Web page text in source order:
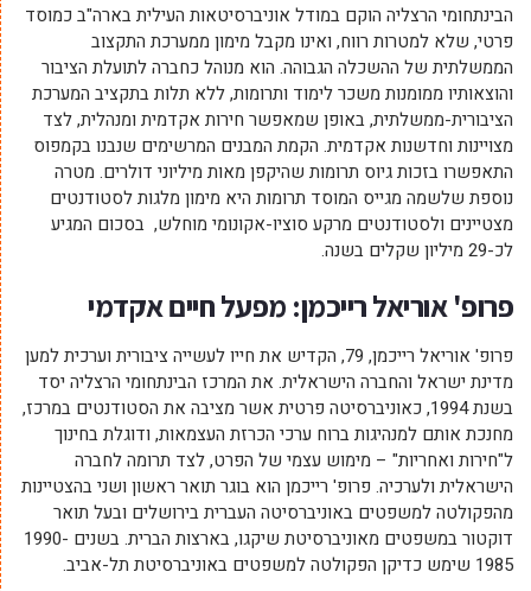
הבינתחומי הרצליה הוקם במודל אוניברסיטאות העילית בארה"ב כמוסד
פרטי, שלא למטרות רווח, ואינו מקבל מימון ממערכת התקצוב
הממשלתית של ההשכלה הגבוהה. הוא מנוהל כחברה לתועלת הציבור
והוצאותיו ממומנות משכר לימוד ותרומות, ללא תלות בתקציב המערכת
הציבורית-ממשלתית, באופן שמאפשר חירות אקדמית ומנהלית, לצד
מצויינות וחדשנות אקדמית. הקמת המבנים המרשימים שנבנו בקמפוס
התאפשרו בזכות גיוס תרומות שהיקפן מאות מיליוני דולרים. מטרה
נוספת שלשמה מגייס המוסד תרומות היא מימון מלגות לסטודנטים
מצטיינים ולסטודנטים מרקע סוציו-אקונומי מוחלש, בסכום המגיע
לכ-29 מיליון שקלים בשנה.
פרופ' אוריאל רייכמן: מפעל חיים אקדמי
פרופ' אוריאל רייכמן, 79, הקדיש את חייו לעשייה ציבורית וערכית למען
מדינת ישראל והחברה הישראלית. את המרכז הבינתחומי הרצליה יסד
בשנת 1994, כאוניברסיטה פרטית אשר מציבה את הסטודנטים במרכז,
מחנכת אותם למנהיגות ברוח ערכי הכרזת העצמאות, ודוגלת בחינוך
ל"חירות ואחריות" – מימוש עצמי של הפרט, לצד תרומה לחברה
הישראלית ולערכיה. פרופ' רייכמן הוא בוגר תואר ראשון ושני בהצטיינות
מהפקולטה למשפטים באוניברסיטה העברית בירושלים ובעל תואר
דוקטור במשפטים מאוניברסיטת שיקגו, בארצות הברית. בשנים 1990-
1985 שימש כדיקן הפקולטה למשפטים באוניברסיטת תל-אביב.